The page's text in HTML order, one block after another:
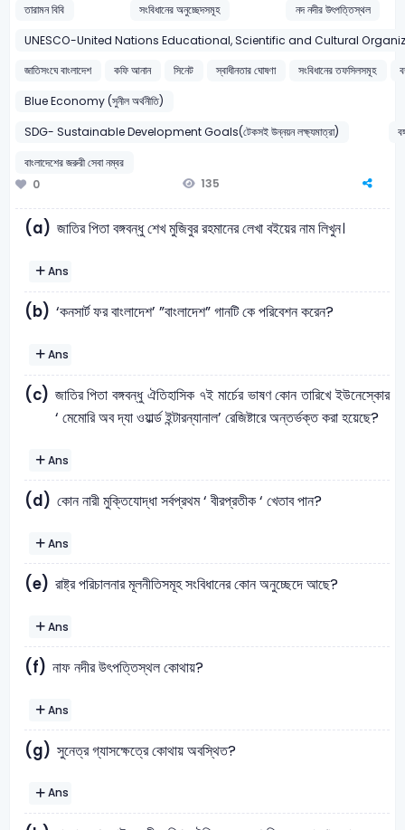
তারামন বিবি
সংবিধানের অনুচ্ছেদসমূহ
নদ নদীর উৎপত্তিস্থল
UNESCO-United Nations Educational, Scientific and Cultural
জাতিসংঘে বাংলাদেশ
কফি আনান সিনেট স্বাধীনতার ঘোষণা সংবিধানের তফসিলসমূহ
Blue Economy (সুনীল অর্থনীতি)
SDG- Sustainable Development Goals(টেকসই উন্নয়ন লক্ষ্যমাত্রা)
বাংলাদেশের জরুরী সেবা নম্বর
0
135
(a) জাতির পিতা বঙ্গবন্ধু শেখ মুজিবুর রহমানের লেখা বইয়ের নাম লিখুন।
Ans
(b) ‘কনসার্ট ফর বাংলাদেশ’ ”বাংলাদেশ” গানটি কে পরিবেশন করেন?
Ans
(c) জাতির পিতা বঙ্গবন্ধু ঐতিহাসিক ৭ই মার্চের ভাষণ কোন তারিখে ইউনেস্কোর
‘ মেমোরি অব দ্যা ওয়ার্ল্ড ইন্টারন্যানাল’ রেজিষ্টারে অন্তর্ভক্ত করা হয়েছে?
Ans
(d) কোন নারী মুক্তিযোদ্ধা সর্বপ্রথম ‘ বীরপ্রতীক ‘ খেতাব পান?
Ans
(e) রাষ্ট্র পরিচালনার মূলনীতিসমূহ সংবিধানের কোন অনুচ্ছেদে আছে?
Ans
(f) নাফ নদীর উৎপত্তিস্থল কোথায়?
Ans
(g) সুনেত্র গ্যাসক্ষেত্রে কোথায় অবস্থিত?
Ans